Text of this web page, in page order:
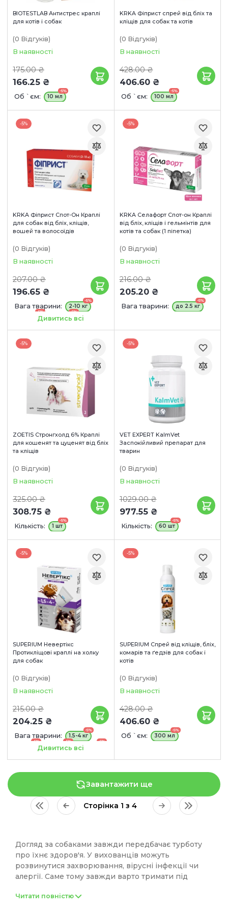
BIOTESTLAB Антистрес краплі
для котів і собак
(0 Відгуків)
В наявності
175.00 ₴
166.25 ₴
Об `єм:
-5%
10 мл
KRKA Фіприст спрей від бліх та
кліщів для собак та котів
(0 Відгуків)
В наявності
428.00 ₴
406.60 ₴
Об `єм:
-5%
100 мл
-5%
KRKA Фіприст Спот-Он Краплі
для собак від бліх, кліщів,
вошей та волосоїдів
(0 Відгуків)
В наявності
207.00 ₴
196.65 ₴
Вага тварини:
-5%
2-10 кг
-5%
10-20 кг
-5%
20-40 кг
-5%
Дивитись всі
-5%
KRKA Селафорт Спот-он Краплі
від бліх, кліщів і гельмінтів для
котів та собак (1 піпетка)
(0 Відгуків)
В наявності
216.00 ₴
205.20 ₴
Вага тварини:
-5%
до 2.5 кг
-5%
ZOETIS Стронгхолд 6% Краплі
для кошенят та цуценят від бліх
та кліщів
(0 Відгуків)
В наявності
325.00 ₴
308.75 ₴
Кількість:
-5%
1 шт
-5%
VET EXPERT KalmVet
Заспокійливий препарат для
тварин
(0 Відгуків)
В наявності
1029.00 ₴
977.55 ₴
Кількість:
-5%
60 шт
-5%
SUPERIUM Невертікс
Протикліщові краплі на холку
для собак
(0 Відгуків)
В наявності
215.00 ₴
204.25 ₴
Вага тварини:
-5%
1.5-4 кг
-5% -5%
10-20 кг
-5%
20-40 кг
Дивитись всі
-5%
SUPERIUM Спрей від кліщів, бліх,
комарів та ґедзів для собак і
котів
(0 Відгуків)
В наявності
428.00 ₴
406.60 ₴
Об `єм:
-5%
300 мл
Сторінка 1 з 4
Завантажити ще
Догляд за собаками завжди передбачає турботу
про їхнє здоров'я. У вихованців можуть
розвинутися захворювання, вірусні інфекції чи
алергії. Саме тому завжди варто тримати під
собак. У нашому інтернет-магазині представлений
Читати повністю